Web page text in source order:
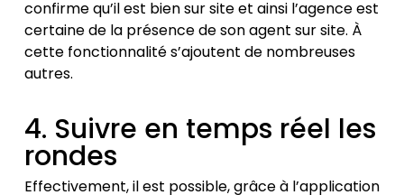
confirme qu’il est bien sur site et ainsi l’agence est
certaine de la présence de son agent sur site. À
cette fonctionnalité s’ajoutent de nombreuses
autres.
4. Suivre en temps réel les
rondes
Effectivement, il est possible, grâce à l’application